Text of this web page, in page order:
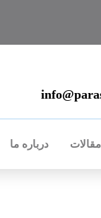
مقالات درباره ما